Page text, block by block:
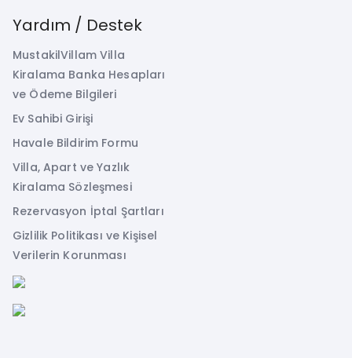
Yardım / Destek
MustakilVillam Villa
Kiralama Banka Hesapları
ve Ödeme Bilgileri
Ev Sahibi Girişi
Havale Bildirim Formu
Villa, Apart ve Yazlık
Kiralama Sözleşmesi
Rezervasyon İptal Şartları
Gizlilik Politikası ve Kişisel
Verilerin Korunması